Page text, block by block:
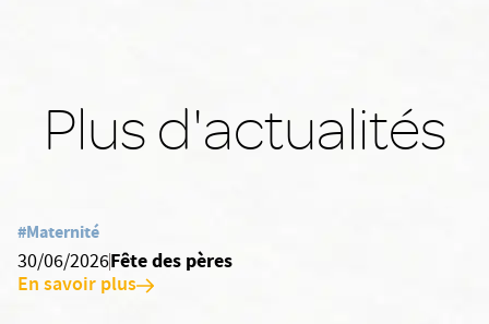
Plus d'actualités
#Maternité
30/06/2026Fête des pères
En savoir plus